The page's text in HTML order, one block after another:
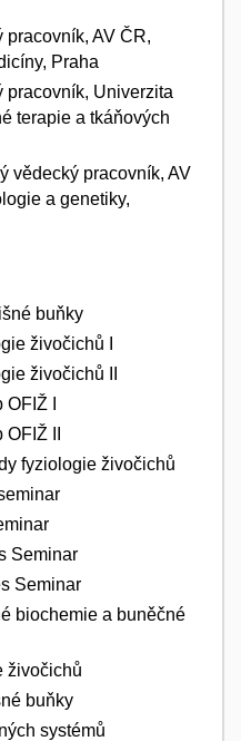
pracovník, AV ČR,
Praha
pracovník, Univerzita
terapie a tkáňových
vědecký pracovník, AV
a genetiky,
buňky
živočichů I
živočichů II
I
II
fyziologie živočichů
Seminar
Seminar
biochemie a buněčné
živočichů
buňky
systémů